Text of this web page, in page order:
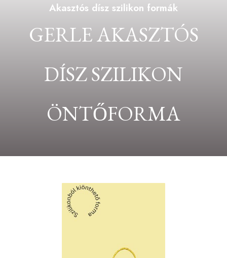
Akasztós dísz szilikon formák
GERLE AKASZTÓS
DÍSZ SZILIKON
ÖNTŐFORMA